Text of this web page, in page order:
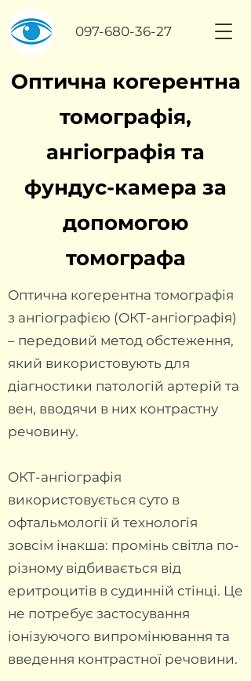
097-680-36-27
Оптична когерентна
томографія,
ангіографія та
фундус-камера за
допомогою
томографа
Оптична когерентна томографія
з ангіографією (ОКТ-ангіографія)
– передовий метод обстеження,
який використовують для
діагностики патологій артерій та
вен, вводячи в них контрастну
речовину.
ОКТ-ангіографія
використовується суто в
офтальмології й технологія
зовсім інакша: промінь світла по-
різному відбивається від
еритроцитів в судинній стінці. Це
не потребує застосування
іонізуючого випромінювання та
введення контрастної речовини.